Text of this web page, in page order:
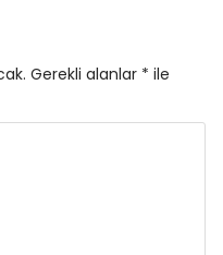
Gerekli alanlar * ile